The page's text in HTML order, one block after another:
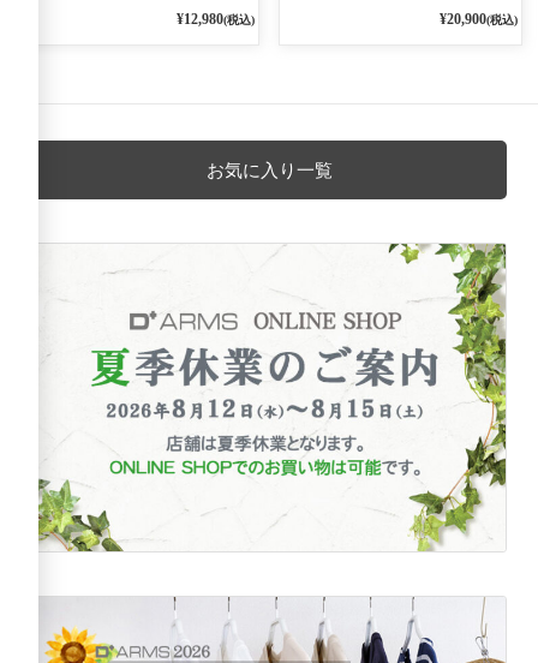
プルオーバー 79ネイビー¥12,980(税込)
¥20,900(税込)
お気に入り一覧